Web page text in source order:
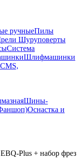
ручныеПилы
Шуруповерты
Система
Шлифмашинки
Шины-
Оснастка и
Plus + набор фрез